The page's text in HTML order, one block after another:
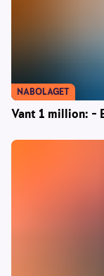
Vant 1 million: –
NABOLAGET